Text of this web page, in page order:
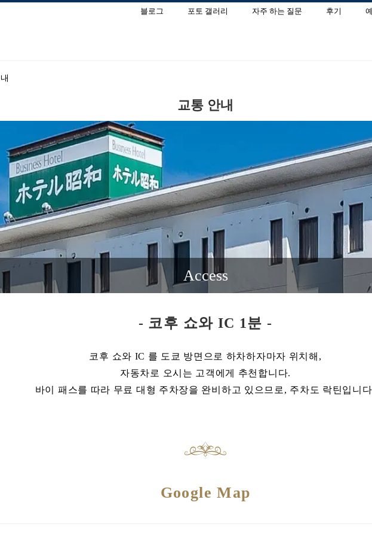
블로그 포토 갤러리 자주 하는 질문 후기
교통 안내
Access
- 코후 쇼와 IC 1분 -
코후 쇼와 IC 를 도쿄 방면으로 하차하자마자 위치해,
자동차로 오시는 고객에게 추천합니다.
바이 패스를 따라 무료 대형 주차장을 완비하고 있으므로, 주차도 락틴입니
Google Map